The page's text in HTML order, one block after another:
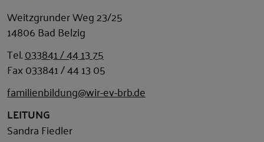
Weitzgrunder Weg 23/25
14806 Bad Belzig
Tel.033841 / 44 13 75
Fax 033841 / 44 13 05
familienbildung@wir-ev-brb.de
LEITUNG
Sandra Fiedler